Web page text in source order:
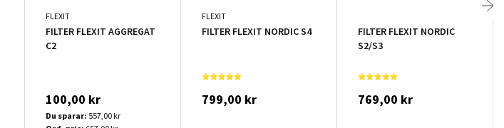
FLEXIT
FILTER FLEXIT AGGREGAT
C2
100,00 kr
Du sparar: 557,00 kr
FLEXIT
FILTER FLEXIT NORDIC S4
799,00 kr
FILTER FLEXIT NORDIC
S2/S3
769,00 kr